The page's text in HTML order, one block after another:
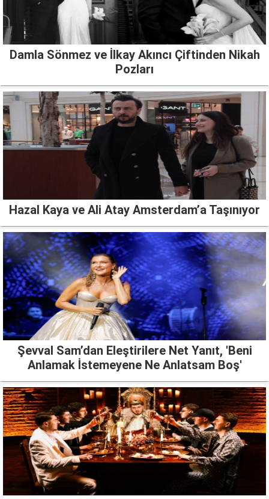
Damla Sönmez ve İlkay Akıncı Çiftinden Nikah
Pozları
Hazal Kaya ve Ali Atay Amsterdam’a Taşınıyor
Şevval Sam’dan Eleştirilere Net Yanıt, 'Beni
Anlamak İstemeyene Ne Anlatsam Boş'